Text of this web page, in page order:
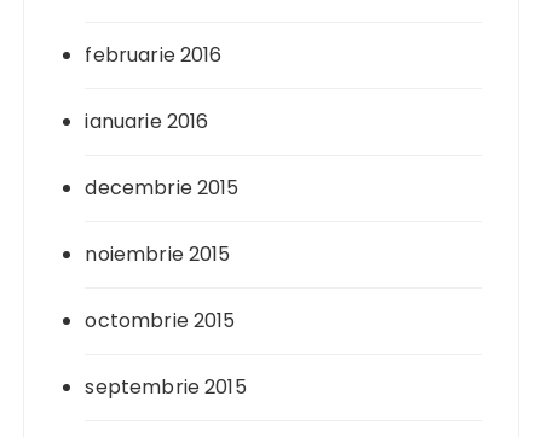
februarie 2016
ianuarie 2016
decembrie 2015
noiembrie 2015
octombrie 2015
septembrie 2015